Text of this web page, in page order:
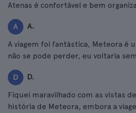
Atenas é confortável e bem
A A.
A viagem foi fantástica, Meteora é
não se pode perder, eu voltaria
D D.
Fiquei maravilhado com as vistas
história de Meteora, embora a